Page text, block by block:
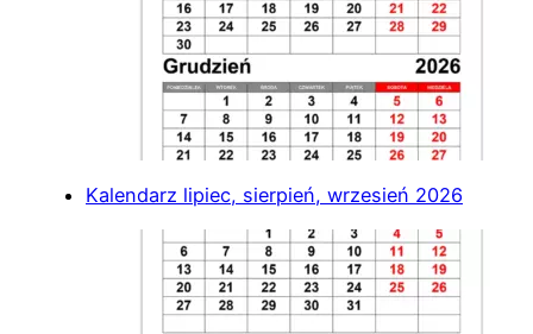
Kalendarz lipiec, sierpień, wrzesień 2026